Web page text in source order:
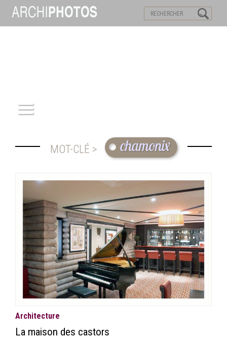
PATRIMOINE
REPORTAGE
INFOS
PORTFOLIO
CONTACT
MOT-CLÉ > chamonix
Architecture
La maison des castors